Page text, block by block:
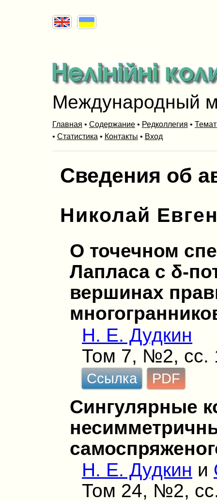
Международный
Главная • Содержание• Редколлегия •
• Статистика • Контакты • Вход
Сведения об
Николай
О точечном
Лапласа с δ-
вершинах
Н. Е. Дудкин
Том 7, №2, сс.
Ссылка PDF
Сингулярные
Н. Е. Дудкин и
Том 24, №2,